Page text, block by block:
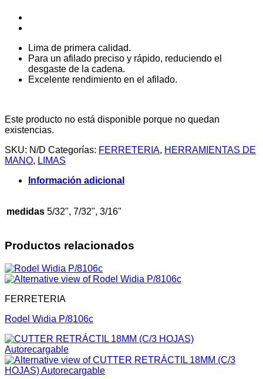
Lima de primera calidad.
Para un afilado preciso y rápido, reduciendo el
desgaste de la cadena.
Excelente rendimiento en el afilado.
Este producto no está disponible porque no quedan
existencias.
SKU: N/D Categorías: FERRETERIA, HERRAMIENTAS DE
MANO, LIMAS
Información adicional
medidas 5/32", 7/32", 3/16"
Productos relacionados
FERRETERIA
Rodel Widia P/8106c